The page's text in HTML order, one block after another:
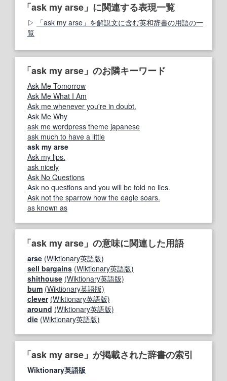
「ask my arse」に関連する表現一覧
「ask my arse」を解説文に含む英和辞書の用語の一
覧
「ask my arse」のお隣キーワード
Ask Me Tomorrow
Ask Me What I Am
Ask me whenever you're in doubt.
Ask Me Why
ask me wordpress theme japanese
ask much to have a little
ask my arse
Ask my lips.
ask nicely
Ask No Questions
Ask no questions and you will be told no lies.
Ask not the sparrow how the eagle soars.
as known as
「ask my arse」の意味に関連した用語
arse (Wiktionary英語版)
sell bargains (Wiktionary英語版)
shithouse (Wiktionary英語版)
bum (Wiktionary英語版)
clever (Wiktionary英語版)
around (Wiktionary英語版)
die (Wiktionary英語版)
「ask my arse」が掲載された辞書の索引
Wiktionary英語版